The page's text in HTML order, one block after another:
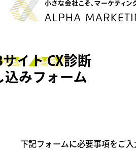
ッ
プ
サイト CX診断
込みフォーム
下記フォームに必要事項をご